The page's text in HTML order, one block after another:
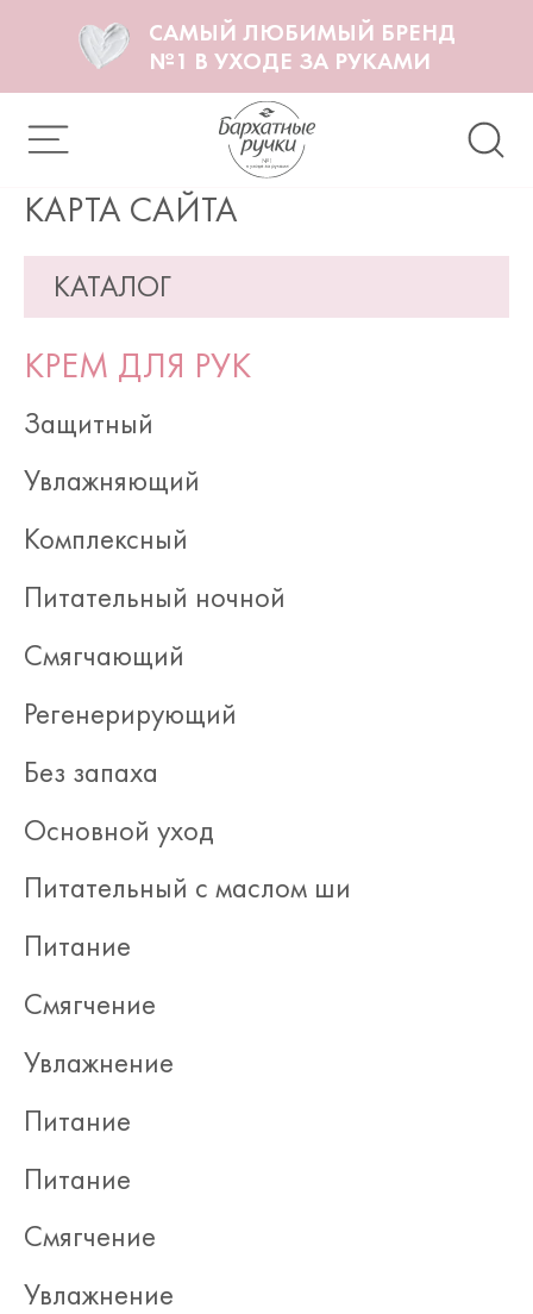
САМЫЙ ЛЮБИМЫЙ БРЕНД
№1 В УХОДЕ ЗА РУКАМИ
КАРТА САЙТА
КАТАЛОГ
КРЕМ ДЛЯ РУК
Защитный
Увлажняющий
Комплексный
Питательный ночной
Смягчающий
Регенерирующий
Без запаха
Основной уход
Питательный с маслом ши
Питание
Смягчение
Увлажнение
Питание
Питание
Смягчение
Увлажнение